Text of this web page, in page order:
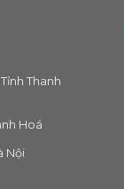
Thanh
Hoá
Nội